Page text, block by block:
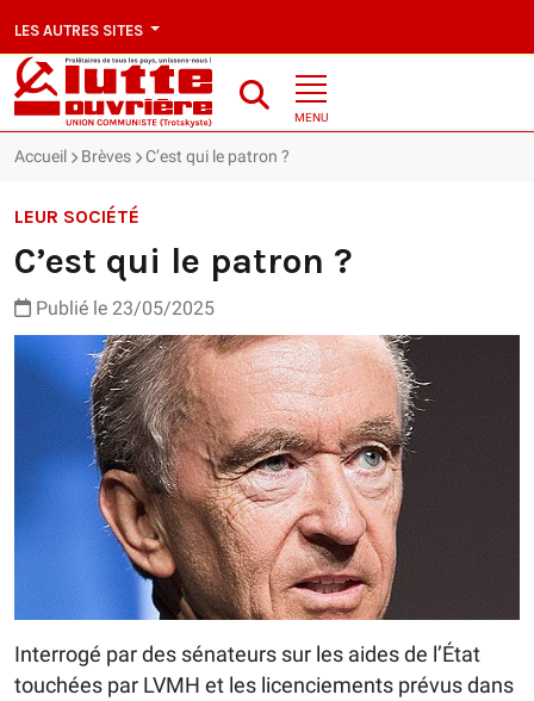
LES AUTRES SITES
MENU
Accueil Brèves C’est qui le patron ?
LEUR SOCIÉTÉ
C’est qui le patron ?
Publié le 23/05/2025
Interrogé par des sénateurs sur les aides de l’État
touchées par LVMH et les licenciements prévus dans